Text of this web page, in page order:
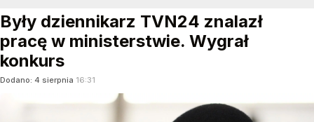
Były dziennikarz TVN24 znalazł
pracę w ministerstwie. Wygrał
konkurs
Dodano: 4 sierpnia 16:31